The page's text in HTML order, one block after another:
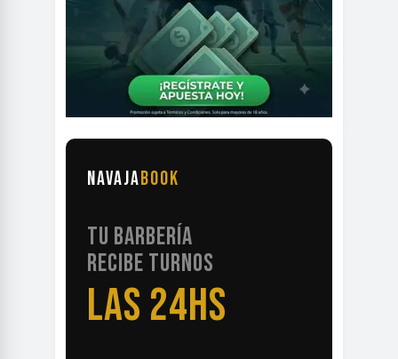
NAVAJABOOK
TU BARBERÍA
RECIBE TURNOS
LAS 24HS